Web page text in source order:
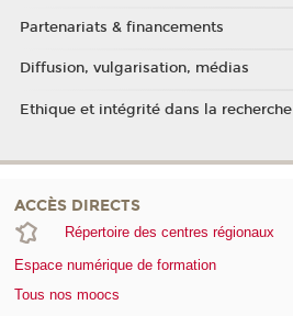
Partenariats & financements
Diffusion, vulgarisation, médias
Ethique et intégrité dans la recherche
ACCÈS DIRECTS
Répertoire des centres régionaux
Espace numérique de formation
Tous nos moocs